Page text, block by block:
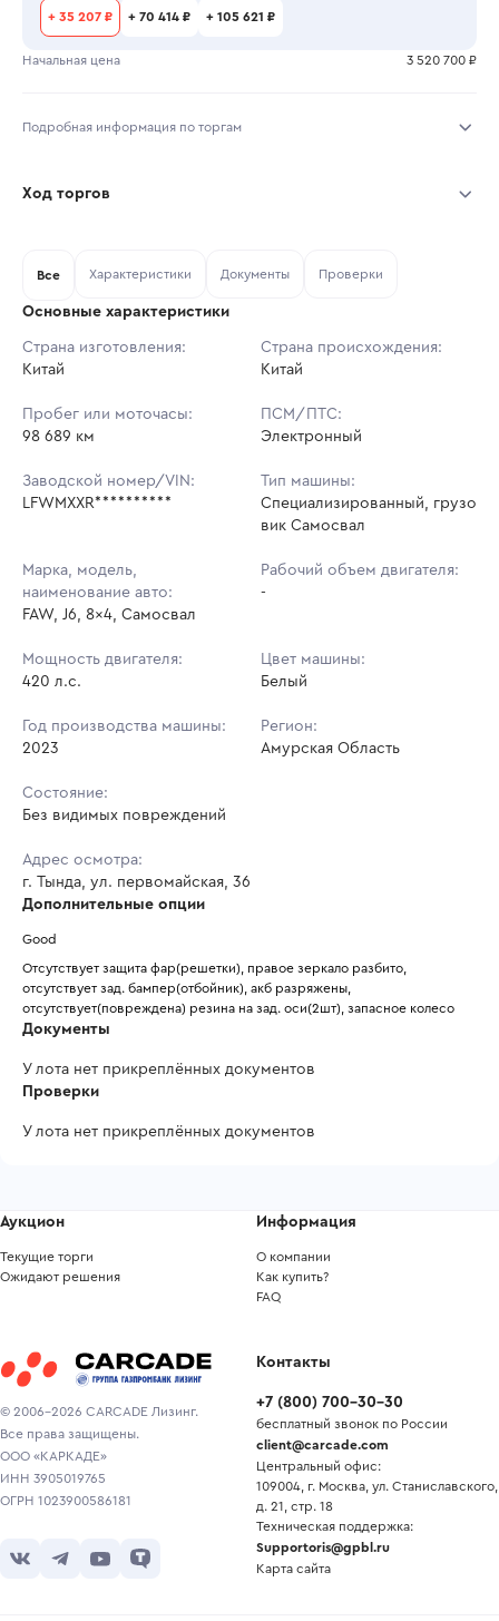
+ 35 207 ₽ + 70 414 ₽ + 105 621 ₽
Начальная цена 3 520 700 ₽
Подробная информация по торгам
Тип аукциона: Открытые торги
Шаг торгов: 35 207 ₽
Кол-во ставок:
Ход торгов
Ставок не найдено
в аукционах
Все Характеристики Документы Проверки
Основные характеристики
Страна изготовления:
Китай
Страна происхождения:
Китай
Пробег или моточасы:
98 689 км
ПСМ/ПТС:
Электронный
Заводской номер/VIN:
LFWMXXR**********
Тип машины:
Специализированный, грузо
вик Самосвал
Марка, модель,
наименование авто:
FAW, J6, 8x4, Самосвал
Рабочий объем двигателя:
-
Мощность двигателя:
420 л.с.
Цвет машины:
Белый
Год производства машины:
2023
Регион:
Амурская Область
Состояние:
Без видимых повреждений
Адрес осмотра:
г. Тында, ул. первомайская, 36
Дополнительные опции
Good
Отсутствует защита фар(решетки), правое зеркало разбито,
отсутствует зад. бампер(отбойник), акб разряжены,
отсутствует(повреждена) резина на зад. оси(2шт), запасное колесо
Документы
У лота нет прикреплённых документов
Проверки
У лота нет прикреплённых документов
© 2006-2026 CARCADE Лизинг.
Все права защищены.
ООО «КАРКАДЕ»
ИНН 3905019765
ОГРН 1023900586181
Аукцион
Текущие торги
Ожидают решения
Информация
О компании
Как купить?
FAQ
Контакты
+7 (800) 700-30-30
бесплатный звонок по России
client@carcade.com
Центральный офис:
109004, г. Москва, ул. Станиславского,
д. 21, стр. 18
Техническая поддержка:
Supportoris@gpbl.ru
Карта сайта